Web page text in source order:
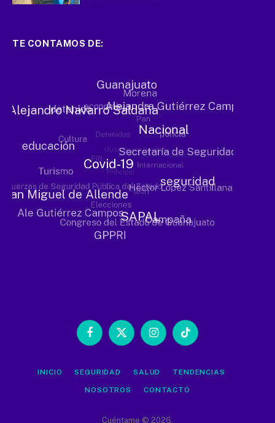
TE CONTAMOS DE:
Facebook
X
InstagramTikTok
INICIO SEGURIDAD SALUD TENDENCIAS
NOSOTROS CONTACTO
Cuéntame © 2026.